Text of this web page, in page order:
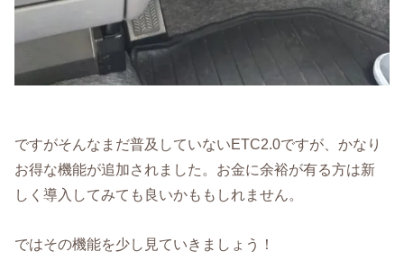
ですがそんなまだ普及していないETC2.0ですが、かなり
お得な機能が追加されました。お金に余裕が有る方は新
しく導入してみても良いかももしれません。
ではその機能を少し見ていきましょう！